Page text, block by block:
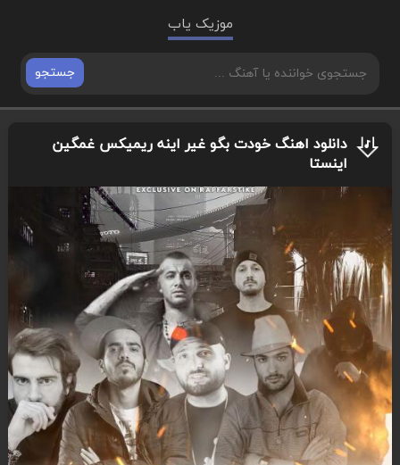
موزیک یاب
جستجو
دانلود اهنگ خودت بگو غیر اینه ریمیکس غمگین
اینستا